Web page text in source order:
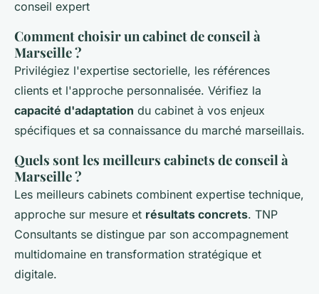
Comment choisir un cabinet de conseil à
Marseille ?
Privilégiez l'expertise sectorielle, les références
clients et l'approche personnalisée. Vérifiez la
capacité d'adaptation du cabinet à vos enjeux
spécifiques et sa connaissance du marché marseillais.
Quels sont les meilleurs cabinets de conseil à
Marseille ?
Les meilleurs cabinets combinent expertise technique,
approche sur mesure et résultats concrets. TNP
Consultants se distingue par son accompagnement
multidomaine en transformation stratégique et
digitale.